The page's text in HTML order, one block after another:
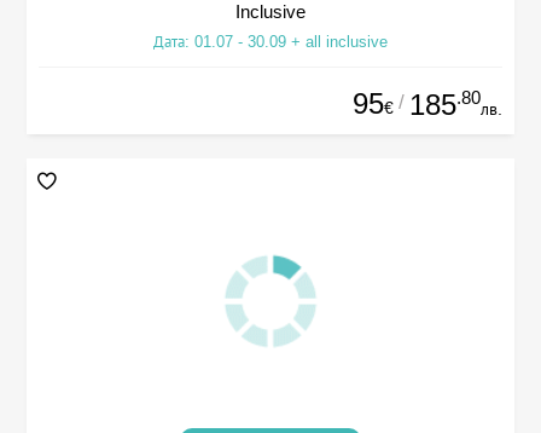
Inclusive
Дата: 01.07 - 30.09 + all inclusive
95€ / 185.80
лв.